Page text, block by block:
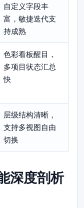
自定义字段丰
富，敏捷迭代支
持成熟
色彩看板醒目，
多项目状态汇总
快
层级结构清晰，
支持多视图自由
切换
深度剖析